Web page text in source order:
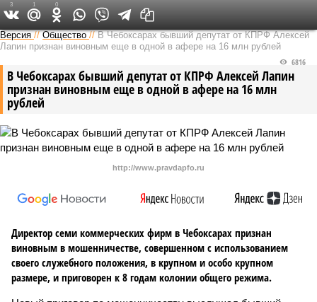
Версия в Чувашии
Версия //Общество //В Чебоксарах бывший депутат от КПРФ Алексей
Лапин признан виновным еще в одной в афере на 16 млн рублей
В Чебоксарах бывший депутат от КПРФ Алексей Лапин
признан виновным еще в одной в афере на 16 млн
рублей
6816
http://www.pravdapfo.ru
Директор семи коммерческих фирм в Чебоксарах признан
виновным в мошенничестве, совершенном с использованием
своего служебного положения, в крупном и особо крупном
размере, и приговорен к 8 годам колонии общего режима.
3 1 0